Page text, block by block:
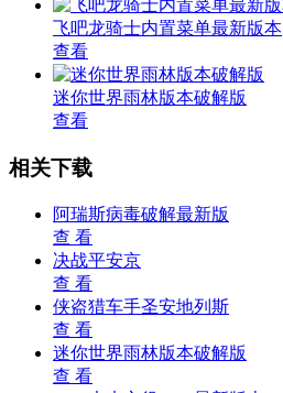
飞吧龙骑士内置菜单最新版本
查看
迷你世界雨林版本破解版
查看
相关下载
阿瑞斯病毒破解最新版
查 看
决战平安京
查 看
侠盗猎车手圣安地列斯
查 看
迷你世界雨林版本破解版
查 看